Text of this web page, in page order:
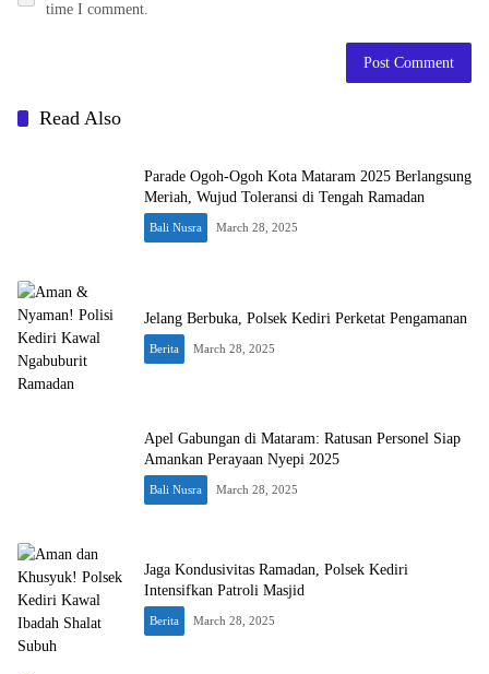
time I comment.
Read Also
Parade Ogoh-Ogoh Kota Mataram 2025 Berlangsung
Meriah, Wujud Toleransi di Tengah Ramadan
Bali Nusra March 28, 2025
Jelang Berbuka, Polsek Kediri Perketat Pengamanan
Berita March 28, 2025
Apel Gabungan di Mataram: Ratusan Personel Siap
Amankan Perayaan Nyepi 2025
Bali Nusra March 28, 2025
Jaga Kondusivitas Ramadan, Polsek Kediri
Intensifkan Patroli Masjid
Berita March 28, 2025